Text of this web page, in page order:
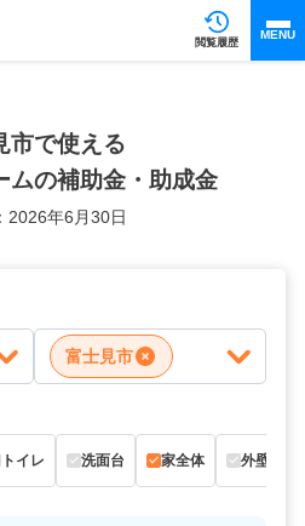
閲覧履歴
MENU
市で使える
ムの補助金・助成金
2026年6月30日
富士見市
トイレ 洗面台 家全体 外壁